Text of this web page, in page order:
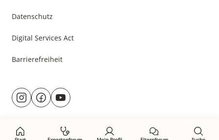
Datenschutz
Digital Services Act
Barrierefreiheit
Besuche
uns@rund.ums.baby
facebook.com/rundumsbaby.de
youtube.com/@rundumsbaby_